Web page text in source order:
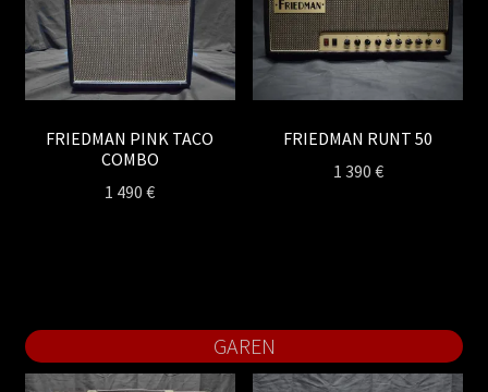
FRIEDMAN PINK TACO
COMBO
1 490€
FRIEDMAN RUNT 50
1 390 €
GAREN